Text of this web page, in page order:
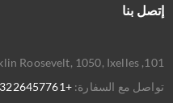
إتصل بنا
101, Avenue Franklin Roosevelt, 1050, Ixelles
تواصل مع السفارة:+3226457761